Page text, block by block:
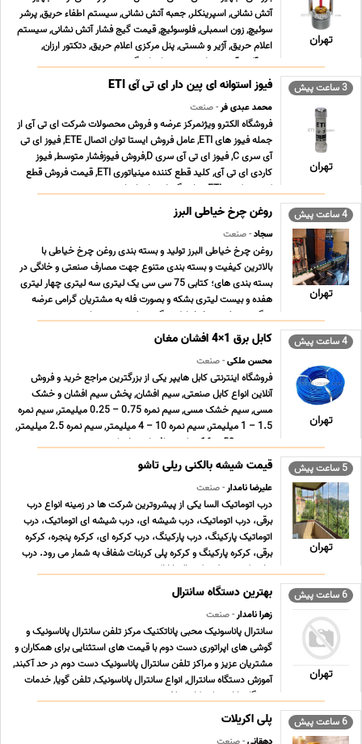
تهران
آتش نشانی, اسپرینکلر, جعبه آتش نشانی, سیستم اطفاء حریق, پرشر
سوئیچ, زون اسمبلی, فلوسوئیچ, قیمت گیج فشار آتش نشانی, سیستم
اعلام حریق, آژیر و شستی, پنل مرکزی اعلام حریق, دتکتور ارزان,
شیرآلات آتش نشانی, شیر پروانه ای گی ... ...
3 ساعت پیش
تهران
فیوز استوانه ای پین دار ای تی آی ETI
محمد عبدی فر- صنعت
فروشگاه الکترو ویژنمرکز عرضه و فروش محصولات شرکت ای تی آی از
جمله فیوز های ETI, عامل فروش ایستا توان اتصال ETE, فیوز ای تی
آی سری C, فیوز ای تی آی سری D,فروش فیوزفشار متوسط, فیوز
کاردی ای تی آی, کلید قطع کننده مینیاتوری ETI, قیمت فروش قطع
کننده ترکیبی ETI, نمایندگی ایستا توان اتص ... ...
4 ساعت پیش
تهران
روغن چرخ خیاطی البرز
سجاد- صنعت
روغن چرخ خیاطی البرز تولید و بسته بندی روغن چرخ خیاطی با
بالاترین کیفیت و بسته بندی متنوع جهت مصارف صنعتی و خانگی در
بسته بندی های؛ کتابی 75 سی سی یک لیتری سه لیتری چهار لیتری
هفده و بیست لیتری بشکه و بصورت فله به مشتریان گرامی عرضه
میگردد. روغن چرخ خیاطی چگونه تولید می شود اهمیت ... ...
4 ساعت پیش
تهران
کابل برق 1×4 افشان مغان
محسن ملکی- صنعت
فروشگاه اینترنتی کابل هایپر یکی از بزرگترین مراجع خرید و فروش
آنلاین انواع کابل صنعتی, سیم افشان, پخش سیم افشان و خشک
مسی, سیم خشک مسی, سیم نمره 0.75 – 0.25 میلیمتر, سیم نمره
1.5 – 1 میلیمتر, سیم نمره 10 – 4 میلیمتر, سیم نمره 2.5 میلیمتر,
سیم نمره 50 – 16 میلیمتر افشان و خشک زمین ... ...
5 ساعت پیش
تهران
قیمت شیشه بالکنی ریلی تاشو
علیرضا نامدار- صنعت
درب اتوماتیک السا یکی از پیشروترین شرکت ها در زمینه انواع درب
برقی، درب اتوماتیک، درب شیشه ای، درب شیشه ای اتوماتیک، درب
اتوماتیک پارکینگ، درب پارکینگ، درب کرکره ای، کرکره پنجره، کرکره
برقی، کرکره پارکینگ و کرکره پلی کربنات شفاف به شمار می رود. درب
هایی که توسط شرکت السا ارائه می ... ...
6 ساعت پیش
تهران
بهترین دستگاه سانترال
زهرا نامدار- صنعت
سانترال پاناسونیک محبی پاناتکنیک مرکز تلفن سانترال پاناسونیک و
گوشی های اپراتوری دست دوم با قیمت های استثنایی برای همکاران و
مشتریان عزیز و مراکز تلفن سانترال پاناسونیک دست دوم در حد آکبند,
آموزش دستگاه سانترال, انواع سانترال پاناسونیک, تلفن گویا, خدمات
دستگاه پاناسونیک, کارت تلف ... ...
6 ساعت پیش پلی اکریلات